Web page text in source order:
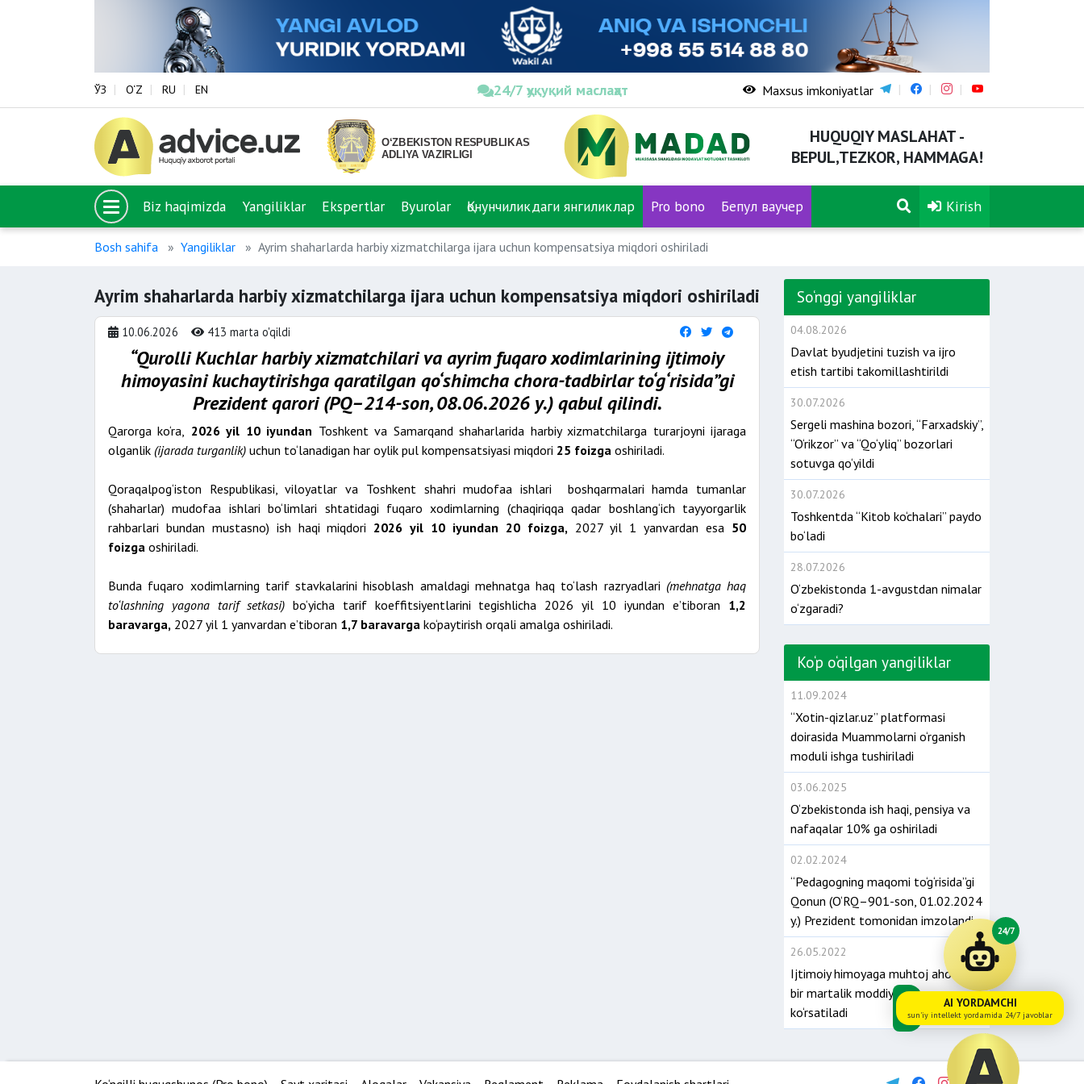
ЎЗ O‘Z RU EN 24/7 ҳуқуқий маслаҳат Maxsus imkoniyatlar
HUQUQIY MASLAHAT -
BEPUL,TEZKOR, HAMMAGA!
Biz haqimizda Yangiliklar Ekspertlar Byurolar Қонунчиликдаги янгиликлар Pro bono Бепул ваучер Kirish
Bosh sahifa Yangiliklar Ayrim shaharlarda harbiy xizmatchilarga ijara uchun kompensatsiya miqdori oshiriladi
Ayrim shaharlarda harbiy xizmatchilarga ijara uchun kompensatsiya miqdori oshiriladi
10.06.2026 413 marta o'qildi
“Qurolli Kuchlar harbiy xizmatchilari va ayrim fuqaro xodimlarining ijtimoiy
himoyasini kuchaytirishga qaratilgan qo‘shimcha chora-tadbirlar to‘g‘risida”gi
Prezident qarori (PQ–214-son, 08.06.2026 y.) qabul qilindi.
Qarorga ko‘ra, 2026 yil 10 iyundan Toshkent va Samarqand shaharlarida harbiy xizmatchilarga turarjoyni ijaraga
olganlik (ijarada turganlik) uchun to‘lanadigan har oylik pul kompensatsiyasi miqdori 25 foizga oshiriladi.
Qoraqalpog‘iston Respublikasi, viloyatlar va Toshkent shahri mudofaa ishlari boshqarmalari hamda tumanlar
(shaharlar) mudofaa ishlari bo‘limlari shtatidagi fuqaro xodimlarning (chaqiriqqa qadar boshlang‘ich tayyorgarlik
rahbarlari bundan mustasno) ish haqi miqdori 2026 yil 10 iyundan 20 foizga,2027 yil 1 yanvardan esa 50
foizga oshiriladi.
Bunda fuqaro xodimlarning tarif stavkalarini hisoblash amaldagi mehnatga haq to‘lash razryadlari (mehnatga haq
to‘lashning yagona tarif setkasi) bo‘yicha tarif koeffitsiyentlarini tegishlicha 2026 yil 10 iyundan eʼtiboran 1,2
baravarga, 2027 yil 1 yanvardan eʼtiboran 1,7 baravarga ko‘paytirish orqali amalga oshiriladi.
So‘nggi yangiliklar
04.08.2026
Davlat byudjetini tuzish va ijro
etish tartibi takomillashtirildi
30.07.2026
Sergeli mashina bozori, “Farxadskiy”,
“O‘rikzor” va “Qo‘yliq” bozorlari
sotuvga qo‘yildi
30.07.2026
Toshkentda “Kitob ko‘chalari” paydo
bo‘ladi
28.07.2026
O‘zbekistonda 1-avgustdan nimalar
o‘zgaradi?
Ko‘p o‘qilgan yangiliklar
11.09.2024
“Xotin-qizlar.uz” platformasi
doirasida Muammolarni o‘rganish
moduli ishga tushiriladi
03.06.2025
O‘zbekistonda ish haqi, pensiya va
nafaqalar 10% ga oshiriladi
02.02.2024
“Pedagogning maqomi to‘g‘risida”gi
Qonun (O‘RQ–901-son, 01.02.2024
y.) Prezident tomonidan imzolandi
26.05.2022
Ijtimoiy himoyaga muhtoj aholiga
bir martalik moddiy yordam
ko‘rsatiladi
24/7
AI YORDAMCHI
sun'iy intellekt yordamida 24/7 javoblar